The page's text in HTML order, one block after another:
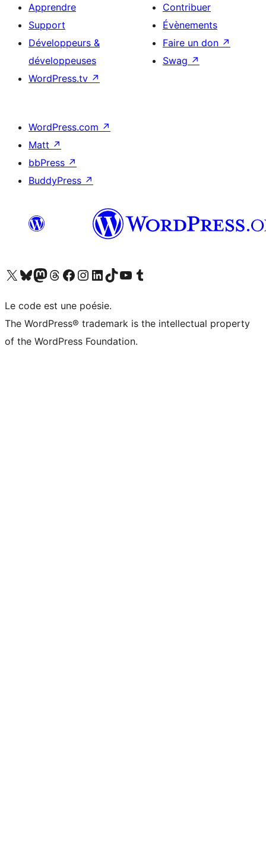
Apprendre
Support
Développeurs &
développeuses
WordPress.tv ↗
Contribuer
Évènements
Faire un don ↗
Swag ↗
WordPress.com ↗
Matt ↗
bbPress ↗
BuddyPress ↗
Visitez notre compte X (précédemment Twitter)
Visiter notre compte Bluesky
Visiter notre compte Mastodon
Visiter notre compte Threads
Consulter notre compte Facebook
Consulter notre compte Instagram
Consulter notre compte LinkedIn
Visiter notre compte TokTok
Visiter notre chaîne YouTube
Visiter notre compte Tumblr
Le code est une poésie.
The WordPress® trademark is the intellectual property
of the WordPress Foundation.